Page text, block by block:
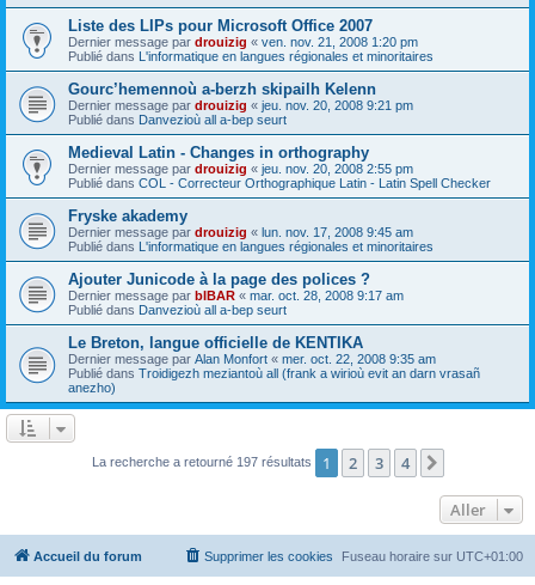
Liste des LIPs pour Microsoft Office 2007
Dernier message par drouizig « ven. nov. 21, 2008 1:20 pm
Publié dans L'informatique en langues régionales et minoritaires
Gourc’hemennoù a-berzh skipailh Kelenn
Dernier message par drouizig « jeu. nov. 20, 2008 9:21 pm
Publié dans Danvezioù all a-bep seurt
Medieval Latin - Changes in orthography
Dernier message par drouizig « jeu. nov. 20, 2008 2:55 pm
Publié dans COL - Correcteur Orthographique Latin - Latin Spell Checker
Fryske akademy
Dernier message par drouizig « lun. nov. 17, 2008 9:45 am
Publié dans L'informatique en langues régionales et minoritaires
Ajouter Junicode à la page des polices ?
Dernier message par bIBAR « mar. oct. 28, 2008 9:17 am
Publié dans Danvezioù all a-bep seurt
Le Breton, langue officielle de KENTIKA
Dernier message par Alan Monfort « mer. oct. 22, 2008 9:35 am
Publié dans Troidigezh meziantoù all (frank a wirioù evit an darn vrasañ
anezho)
La recherche a retourné 197 résultats 1 2 3 4
Aller
Accueil du forum Fuseau horaire sur UTC+01:00
Supprimer les cookies